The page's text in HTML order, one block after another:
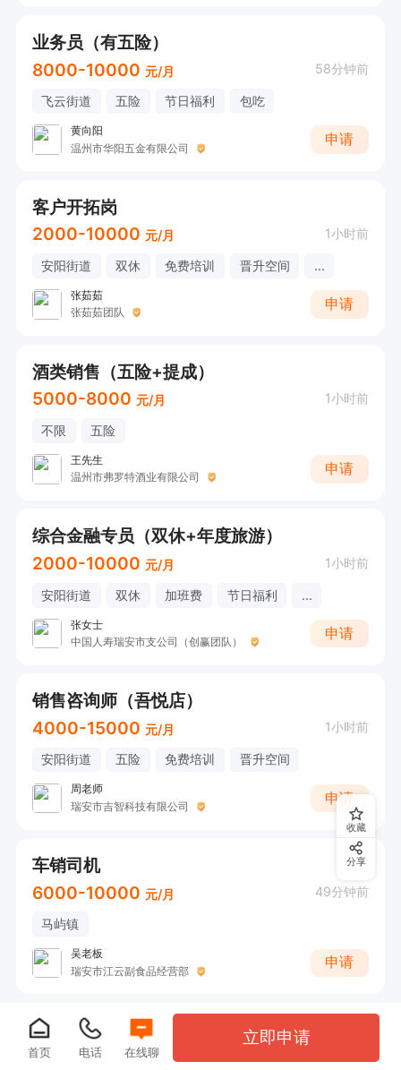
业务员（有五险）
8000-10000 元/月 58分钟前
飞云街道 五险 节日福利 包吃
黄向阳
温州市华阳五金有限公司
申请
客户开拓岗
2000-10000 元/月 1小时前
安阳街道 双休 免费培训 晋升空间 ...
张茹茹
张茹茹团队
申请
酒类销售（五险+提成）
5000-8000 元/月 1小时前
不限 五险
王先生
温州市弗罗特酒业有限公司
申请
综合金融专员（双休+年度旅游）
2000-10000 元/月 1小时前
安阳街道 双休 加班费 节日福利 ...
张女士
中国人寿瑞安市支公司（创赢团队）
申请
销售咨询师（吾悦店）
4000-15000 元/月 1小时前
安阳街道 五险 免费培训 晋升空间
周老师
瑞安市吉智科技有限公司
申请
车销司机
6000-10000 元/月 49分钟前
马屿镇
吴老板
瑞安市江云副食品经营部
申请
收藏
分享
首页 电话 在线聊
立即申请